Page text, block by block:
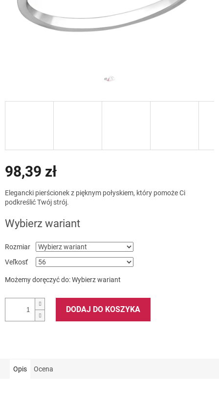
98,39 zł
jednostkowa:
Elegancki pierścionek z pięknym połyskiem, który pomoże Ci
podkreślić Twój strój.
Wybierz wariant
Rozmiar
Veľkosť
Możemy doręczyć do:Wybierz wariant
DODAJ DO KOSZYKA
Opis Ocena